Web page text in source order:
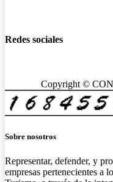
Redes sociales
Copyright ©
Sobre nosotros
Representar, defender, y
empresas pertenecientes a